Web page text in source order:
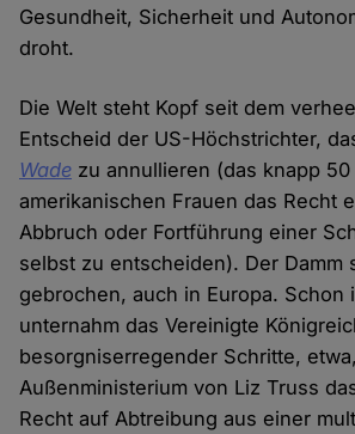
Gesundheit, Sicherheit und
droht.
Die Welt steht Kopf seit dem
Entscheid der US-Höchstrichter,
Wade zu annullieren (das knapp
amerikanischen Frauen das Recht
Abbruch oder Fortführung einer
selbst zu entscheiden). Der Damm
gebrochen, auch in Europa. Schon
unternahm das Vereinigte
besorgniserregender Schritte,
Außenministerium von Liz Truss
Recht auf Abtreibung aus einer